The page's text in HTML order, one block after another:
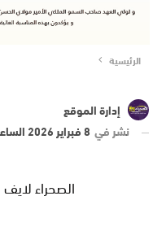
الرئيسية
إدارة الموقع
نشر في 8 فبراير 2026 الساعة 12 و 10 دقيقة
الصحراء